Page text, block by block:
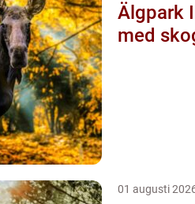
Älgpark I
med
01 augusti